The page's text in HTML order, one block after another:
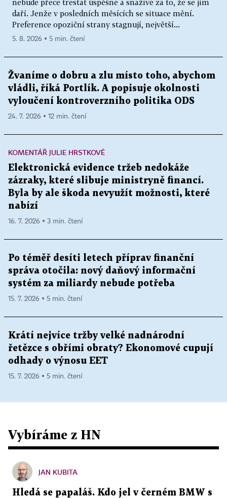
nebude přece trestat úspěšné a snaživé za to, že se jim
daří. Jenže v posledních měsících se situace mění.
Preference opoziční strany stagnují, největší...
5. 8. 2026 ▪ 5 min. čtení
Žvaníme o dobru a zlu místo toho, abychom
vládli, říká Portlík. A popisuje okolnosti
vyloučení kontroverzního politika ODS
24. 7. 2026 ▪ 12 min. čtení
KOMENTÁŘ JULIE HRSTKOVÉ
Elektronická evidence tržeb nedokáže
zázraky, které slibuje ministryně financí.
Byla by ale škoda nevyužít možnosti, které
nabízí
16. 7. 2026 ▪ 3 min. čtení
Po téměř desíti letech příprav finanční
správa otočila: nový daňový informační
systém za miliardy nebude potřeba
15. 7. 2026 ▪ 5 min. čtení
Krátí nejvíce tržby velké nadnárodní
řetězce s obřími obraty? Ekonomové cupují
odhady o výnosu EET
15. 7. 2026 ▪ 5 min. čtení
Vybíráme z HN
JAN KUBITA
Hledá se papaláš. Kdo jel v černém BMW s